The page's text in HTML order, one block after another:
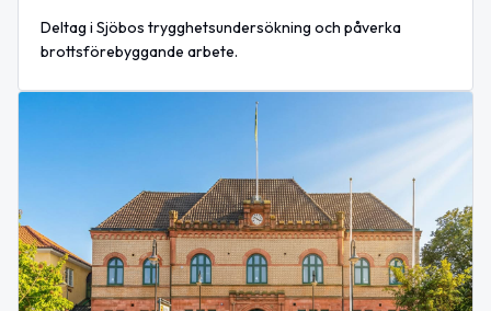
Deltag i Sjöbos trygghetsundersökning och påverka
brottsförebyggande arbete.